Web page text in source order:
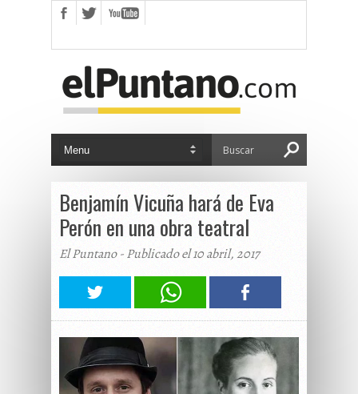
Benjamín Vicuña hará de Eva
Perón en una obra teatral
El Puntano - Publicado el 10 abril, 2017